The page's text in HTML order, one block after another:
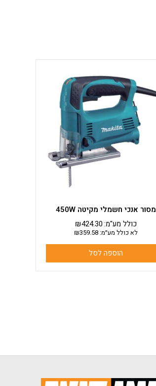
מסור אנכי חשמלי מקיטה 450W
₪424.30כולל מע"מ:
לא כולל מע״מ: ₪359.58
הוספה לסל